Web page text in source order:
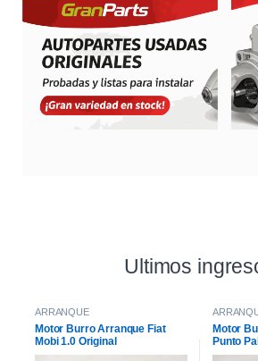
Ultimos
ARRANQUE
Motor Burro Arranque Fiat
Mobi 1.0 Original
Motor
Punto
Original